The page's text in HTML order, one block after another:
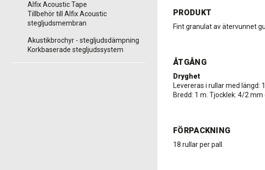
Alfix Acoustic Tape
Tillbehör till Alfix Acoustic
stegljudsmembran
Akustikbrochyr - stegljudsdämpning
Korkbaserade stegljudssystem
PRODUKT
Fint granulat av ätervunnet
ÅTGÅNG
Dryghet
Levereras i rullar med längd:
Bredd: 1 m. Tjocklek: 4/2 mm
FÖRPACKNING
18 rullar per pall.